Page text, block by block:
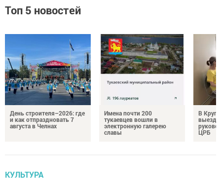
Топ 5 новостей
День строителя–2026: где
и как отпраздновать 7
августа в Челнах
Имена почти 200
тукаевцев вошли в
электронную галерею
славы
В
ЦРБ
КУЛЬТУРА